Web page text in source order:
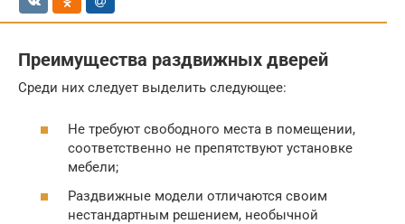
Преимущества раздвижных дверей
Среди них следует выделить следующее:
Не требуют свободного места в помещении,
соответственно не препятствуют установке
мебели;
Раздвижные модели отличаются своим
нестандартным решением, необычной